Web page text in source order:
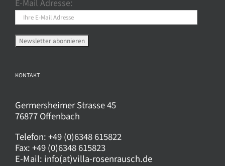
auf
der
Produktseite
gewählt
E-Mail Adresse:
KONTAKT
Germersheimer Strasse 45
76877 Offenbach
Telefon:+49 (0)6348 615822
Fax:+49 (0)6348 615823
E-Mail: info(at)villa-rosenrausch.de